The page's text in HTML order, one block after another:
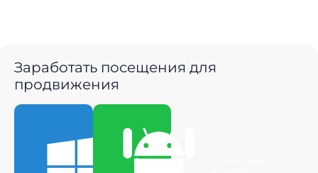
Заработать посещения для
продвижения
Скачать для